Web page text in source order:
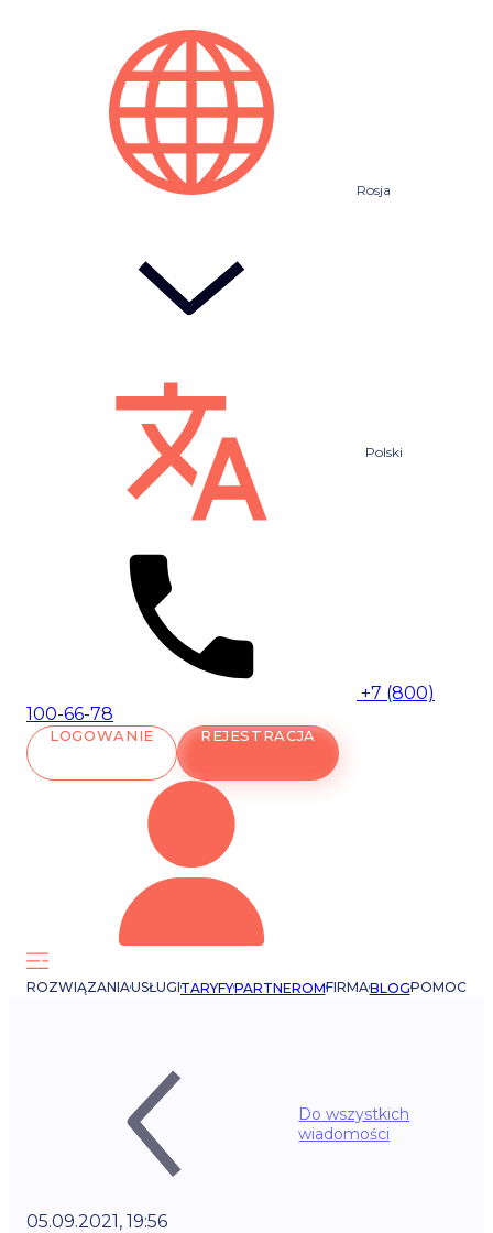
Rosja
Polski
+7 (800)
100-66-78
LOGOWANIE REJESTRACJA
ROZWIĄZANIAUSŁUGITARYFYPARTNEROMFIRMABLOGPOMOC
Do wszystkich
wiadomości
05.09.2021, 19:56